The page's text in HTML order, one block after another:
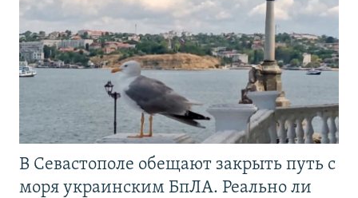
В Севастополе обещают закрыть путь с
моря украинским БпЛА. Реально ли